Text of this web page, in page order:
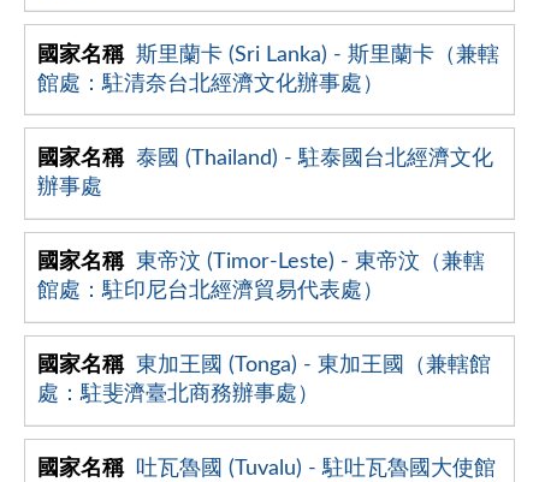
斯里蘭卡 (Sri Lanka) - 斯里蘭卡（兼轄
館處：駐清奈台北經濟文化辦事處）
泰國 (Thailand) - 駐泰國台北經濟文化
辦事處
東帝汶 (Timor-Leste) - 東帝汶（兼轄
館處：駐印尼台北經濟貿易代表處）
東加王國 (Tonga) - 東加王國（兼轄館
處：駐斐濟臺北商務辦事處）
吐瓦魯國 (Tuvalu) - 駐吐瓦魯國大使館